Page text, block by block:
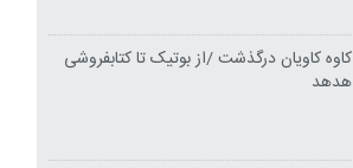
کاوه کاویان درگذشت /از بوتیک تا کتابفروشی
هدهد